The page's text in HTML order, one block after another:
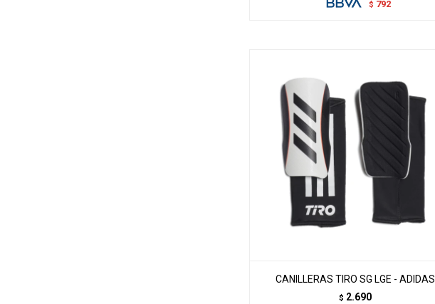
$ 792
CANILLERAS TIRO SG LGE - ADIDAS
$ 2.690